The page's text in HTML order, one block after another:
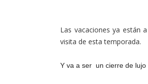
Las vacaciones ya están
visita de esta temporada.
Y va a ser un cierre de lujo